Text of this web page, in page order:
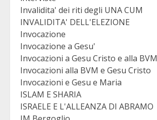
Invalidita' dei riti degli UNA CUM
INVALIDITA' DELL'ELEZIONE
Invocazione
Invocazione a Gesu'
Invocazioni a Gesu Cristo e alla BVM
Invocazioni alla BVM e Gesu Cristo
Invocazioni e Gesu e Maria
ISLAM E SHARIA
ISRAELE E L'ALLEANZA DI ABRAMO